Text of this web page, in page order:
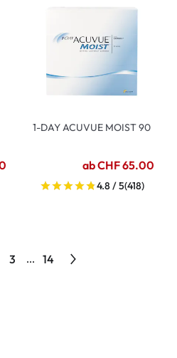
1-DAY ACUVUE MOIST 90
ab CHF 65.00
4.8 / 5(418)
3 ... 14